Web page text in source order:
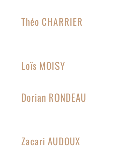
Théo CHARRIER
Loïs MOISY
Dorian RONDEAU
Zacari AUDOUX